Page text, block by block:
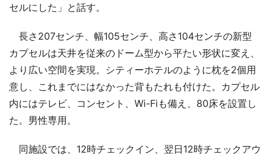
セルにした」と話す。
長さ207センチ、幅105センチ、高さ104センチの新型
カプセルは天井を従来のドーム型から平たい形状に変え、
より広い空間を実現。シティーホテルのように枕を2個用
意し、これまでにはなかった背もたれも付けた。カプセル
内にはテレビ、コンセント、Wi-Fiも備え、80床を設置し
た。男性専用。
同施設では、12時チェックイン、翌日12時チェックアウ